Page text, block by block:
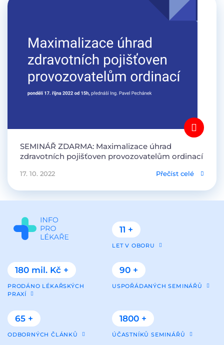
SEMINÁŘ ZDARMA: Maximalizace úhrad
zdravotních pojišťoven provozovatelům ordinací
17. 10. 2022 Přečíst celé
11 +
LET V OBORU
180 mil. Kč +
PRODÁNO LÉKAŘSKÝCH
PRAXÍ
90 +
USPOŘÁDANÝCH SEMINÁŘŮ
65 +
ODBORNÝCH ČLÁNKŮ
1800 +
ÚČASTNÍKŮ SEMINÁŘŮ